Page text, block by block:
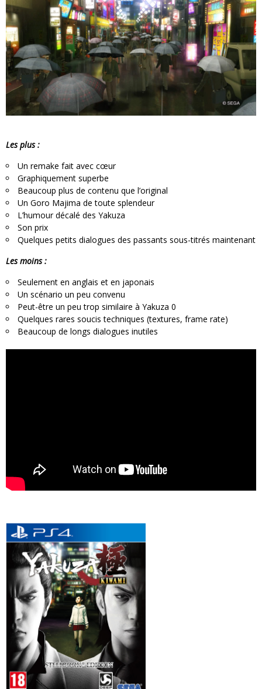
Les plus :
Un remake fait avec cœur
Graphiquement superbe
Beaucoup plus de contenu que l’original
Un Goro Majima de toute splendeur
L’humour décalé des Yakuza
Son prix
Quelques petits dialogues des passants sous-titrés maintenant
Les moins :
Seulement en anglais et en japonais
Un scénario un peu convenu
Peut-être un peu trop similaire à Yakuza 0
Quelques rares soucis techniques (textures, frame rate)
Beaucoup de longs dialogues inutiles